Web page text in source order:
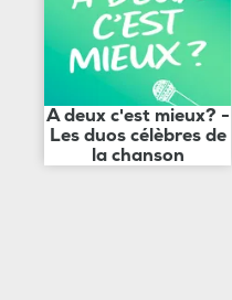
A deux c'est mieux? -
Les duos célèbres de
la chanson